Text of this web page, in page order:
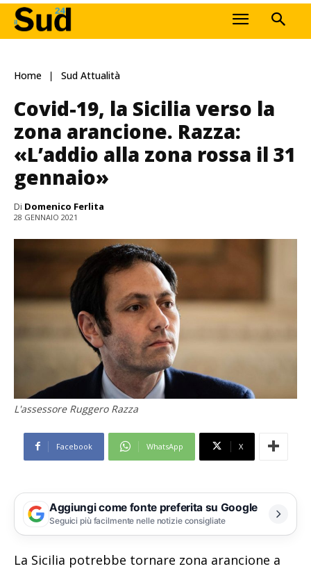
Home Sud Attualità
Covid-19, la Sicilia verso la
zona arancione. Razza:
«L’addio alla zona rossa il 31
gennaio»
Di Domenico Ferlita
28 GENNAIO 2021
L'assessore Ruggero Razza
Facebook WhatsApp X
Aggiungi come fonte preferita su Google
Seguici più facilmente nelle notizie consigliate
La Sicilia potrebbe tornare zona arancione a